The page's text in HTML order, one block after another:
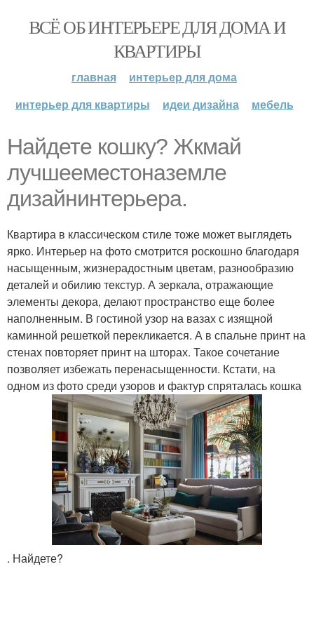
ВСЁ ОБ ИНТЕРЬЕРЕ ДЛЯ ДОМА И
КВАРТИРЫ
главная
интерьер для дома
интерьер для квартиры
идеи дизайна мебель
Найдете кошку? Жкмай
лучшееместоназемле
дизайнинтерьера.
Квартира в классическом стиле тоже может выглядеть
ярко. Интерьер на фото смотрится роскошно благодаря
насыщенным, жизнерадостным цветам, разнообразию
деталей и обилию текстур. А зеркала, отражающие
элементы декора, делают пространство еще более
наполненным. В гостиной узор на вазах с изящной
каминной решеткой перекликается. А в спальне принт на
стенах повторяет принт на шторах. Такое сочетание
позволяет избежать перенасыщенности. Кстати, на
одном из фото среди узоров и фактур спряталась кошка
. Найдете?